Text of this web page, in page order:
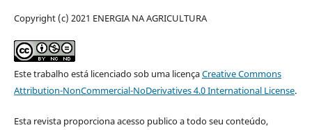
Copyright (c) 2021 ENERGIA NA AGRICULTURA
Este trabalho está licenciado sob uma licençaCreative Commons
Attribution-NonCommercial-NoDerivatives 4.0 International License.
Esta revista proporciona acesso publico a todo seu conteúdo,